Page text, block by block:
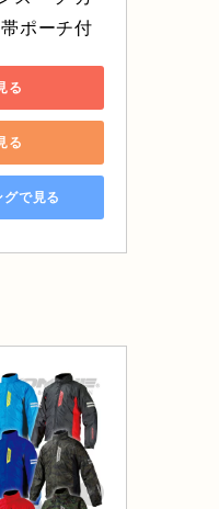
ポーチ付
る
る
で見る